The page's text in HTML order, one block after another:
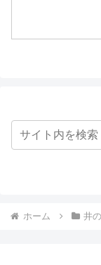
ホーム 井